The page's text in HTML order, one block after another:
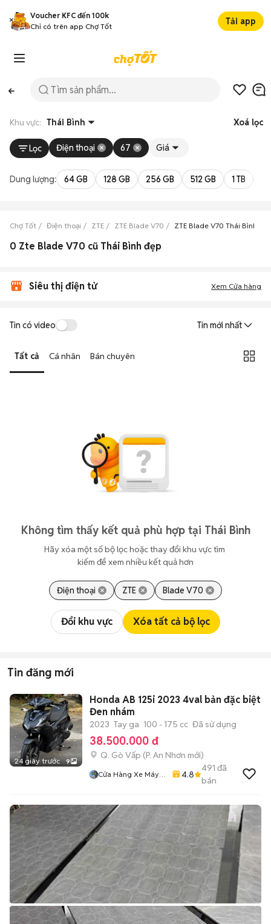
Voucher KFC đến 100k
Chỉ có trên app Chợ Tốt
Tải app
Khu vực: Thái Bình Xoá lọc
Lọc Điện thoại 67 Giá
Dung lượng: 64 GB 128 GB 256 GB 512 GB 1 TB
Chợ Tốt Điện thoại ZTE ZTE Blade V70 ZTE Blade V70 Thái Bình
0 Zte Blade V70 cũ Thái Bình đẹp
Siêu thị điện tử Xem Cửa hàng
Tin có video Tin mới nhất
Tất cả Cá nhân Bán chuyên
Không tìm thấy kết quả phù hợp tại Thái Bình
Hãy xóa một số bộ lọc hoặc thay đổi khu vực tìm
kiếm để xem nhiều kết quả hơn
Điện thoại ZTE Blade V70
Đổi khu vực Xóa tất cả bộ lọc
Tin đăng mới
24 giây trước 9
Honda AB 125i 2023 4val bản đặc biệt
Đen nhám
2023 Tay ga 100 - 175 cc Đã sử dụng
38.500.000 đ
Q. Gò Vấp (P. An Nhơn mới)
Cửa Hàng Xe Máy
4.8
491 đã
bán